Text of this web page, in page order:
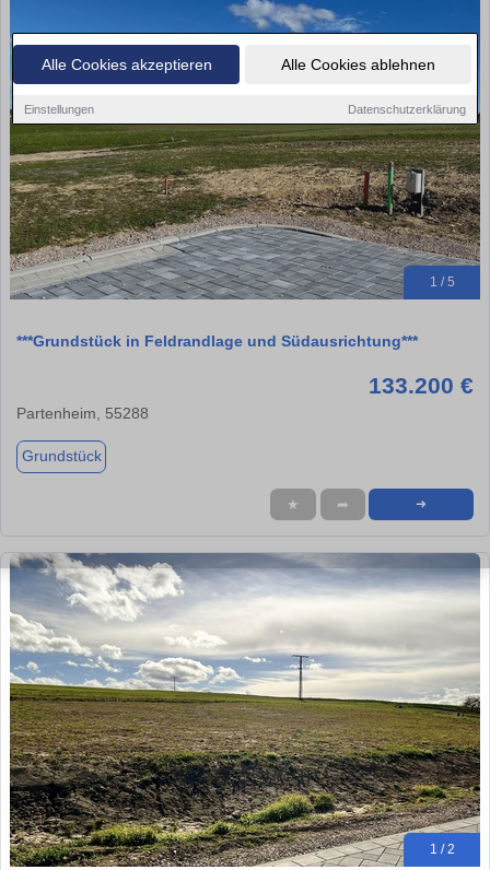
Alle Cookies akzeptieren Alle Cookies ablehnen
Einstellungen Datenschutzerklärung
1 / 5
***Grundstück in Feldrandlage und Südausrichtung***
133.200 €
Partenheim, 55288
Grundstück
★ ➦ ➜
1 / 2